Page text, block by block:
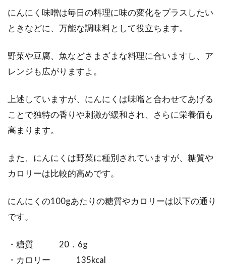
にんにく味噌は毎日の料理に味の変化をプラスしたい
ときなどに、万能な調味料として役立ちます。
野菜や豆腐、魚などさまざまな料理に合いますし、ア
レンジも広がりますよ。
上述していますが、にんにくは味噌と合わせてあげる
ことで独特の香りや刺激が緩和され、さらに栄養価も
高まります。
また、にんにくは野菜に種別されていますが、糖質や
カロリーは比較的高めです。
にんにくの100gあたりの糖質やカロリーは以下の通り
です。
・糖質 20．6g
・カロリー 135kcal